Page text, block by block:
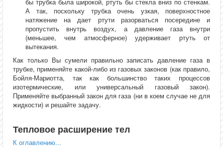
бы трубка была широкой, ртуть бы стекла вниз по стенкам.
А так, поскольку трубка очень узкая, поверхностное
натяжение на дает ртути разорваться посередине и
пропустить внутрь воздух, а давление газа внутри
(меньшее, чем атмосферное) удерживает ртуть от
вытекания.
Как только Вы сумели правильно записать давление газа в
трубке, применяйте какой-либо из газовых законов (как правило,
Бойля-Мариотта, так как большинство таких процессов
изотермические, или универсальный газовый закон).
Применяйте выбранный закон для газа (ни в коем случае не для
жидкости) и решайте задачу.
Тепловое расширение тел
К оглавлению...